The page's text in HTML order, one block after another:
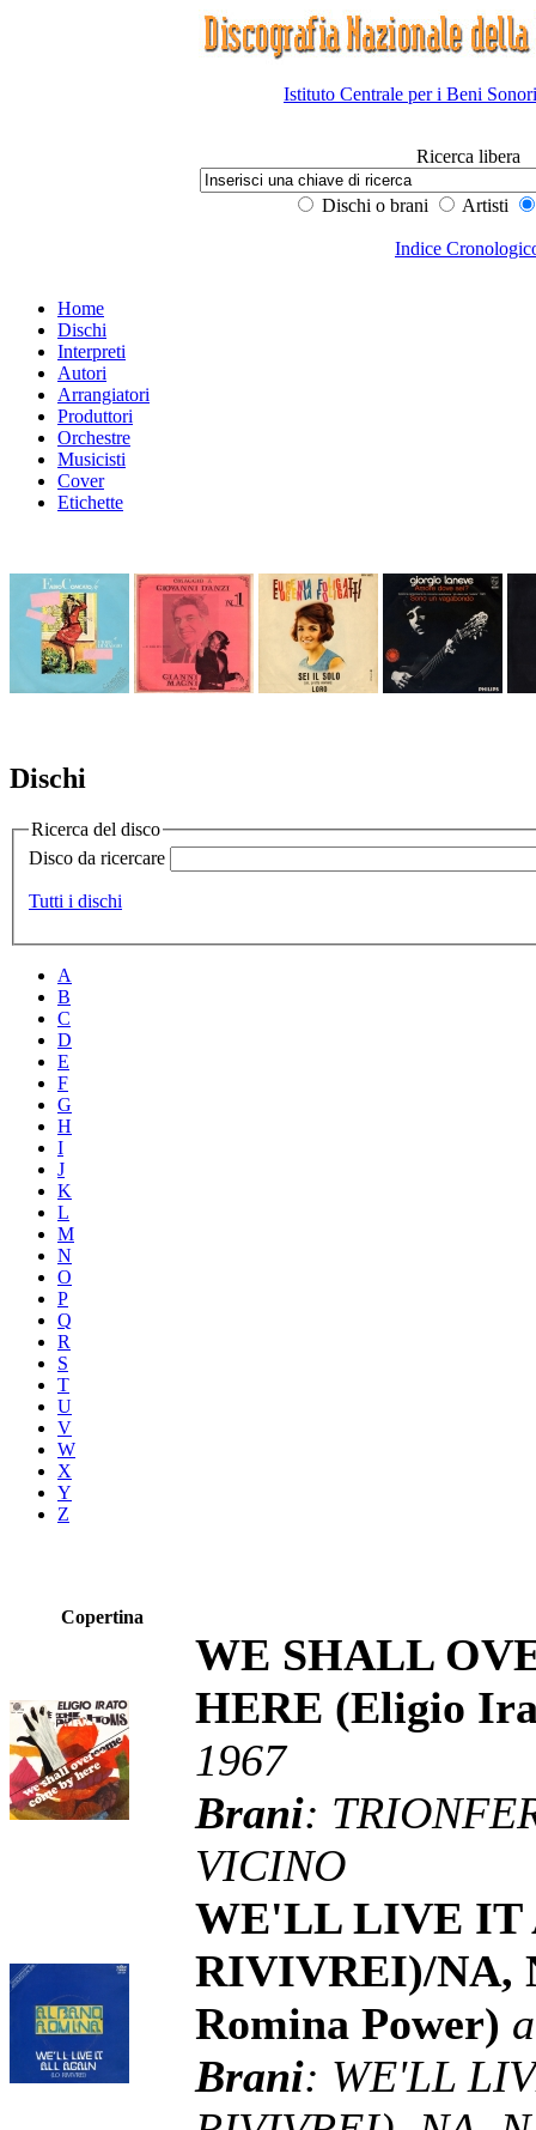
Istituto Centrale per i Beni
Ricerca libera
Dischi o brani Artisti
Indice
Home
Dischi
Interpreti
Autori
Arrangiatori
Produttori
Orchestre
Musicisti
Cover
Etichette
Dischi
Ricerca del disco
Disco da ricercare
Tutti i dischi
A
B
C
D
E
F
G
H
I
J
K
L
M
N
O
P
Q
R
S
T
U
V
W
X
Y
Z
Copertina
WE SHALL
HERE (Eligio
1967
Brani:
VICINO
WE'LL LIVE IT
RIVIVREI)/NA,
Romina Power)
Brani: WE'LL